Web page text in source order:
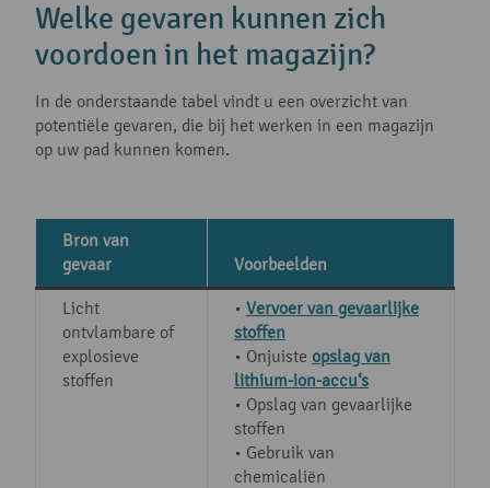
Welke gevaren kunnen zich
voordoen in het magazijn?
In de onderstaande tabel vindt u een overzicht van
potentiële gevaren, die bij het werken in een magazijn
op uw pad kunnen komen.
Bron van
gevaar
Voorbeelden
Licht
ontvlambare of
explosieve
stoffen
• Vervoer van gevaarlijke
stoffen
• Onjuiste opslag van
lithium-ion-accu‘s
• Opslag van gevaarlijke
stoffen
• Gebruik van
chemicaliën